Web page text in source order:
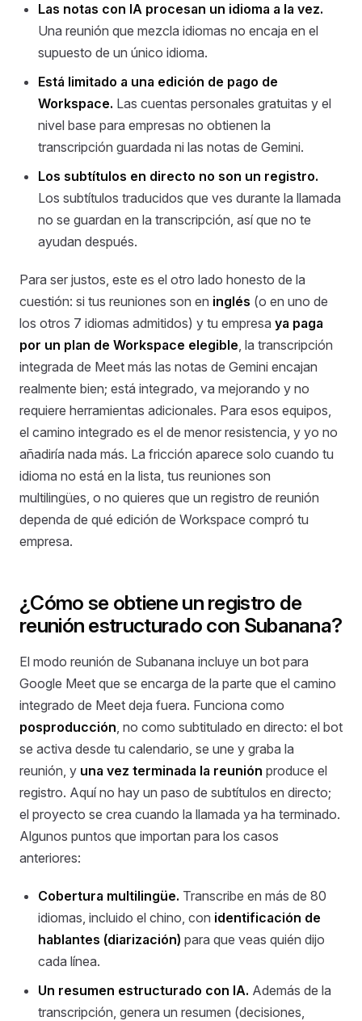
Las notas con IA procesan un idioma a la vez.
Una reunión que mezcla idiomas no encaja en el
supuesto de un único idioma.
Está limitado a una edición de pago de
Workspace. Las cuentas personales gratuitas y el
nivel base para empresas no obtienen la
transcripción guardada ni las notas de Gemini.
Los subtítulos en directo no son un registro.
Los subtítulos traducidos que ves durante la llamada
no se guardan en la transcripción, así que no te
ayudan después.
Para ser justos, este es el otro lado honesto de la
cuestión: si tus reuniones son en inglés (o en uno de
los otros 7 idiomas admitidos) y tu empresa ya paga
por un plan de Workspace elegible , la transcripción
integrada de Meet más las notas de Gemini encajan
realmente bien; está integrado, va mejorando y no
requiere herramientas adicionales. Para esos equipos,
el camino integrado es el de menor resistencia, y yo no
añadiría nada más. La fricción aparece solo cuando tu
idioma no está en la lista, tus reuniones son
multilingües, o no quieres que un registro de reunión
dependa de qué edición de Workspace compró tu
empresa.
¿Cómo se obtiene un registro de
reunión estructurado con Subanana?
El modo reunión de Subanana incluye un bot para
Google Meet que se encarga de la parte que el camino
integrado de Meet deja fuera. Funciona como
posproducción, no como subtitulado en directo: el bot
se activa desde tu calendario, se une y graba la
reunión, y una vez terminada la reunión produce el
registro. Aquí no hay un paso de subtítulos en directo;
el proyecto se crea cuando la llamada ya ha terminado.
Algunos puntos que importan para los casos
anteriores:
Cobertura multilingüe. Transcribe en más de 80
idiomas, incluido el chino, con identificación de
hablantes (diarización) para que veas quién dijo
cada línea.
Un resumen estructurado con IA. Además de la
transcripción, genera un resumen (decisiones,